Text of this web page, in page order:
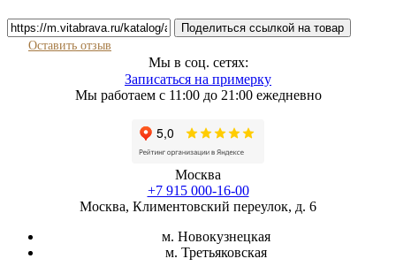
Поделиться ссылкой на товар
Оставить отзыв
Мы в соц. сетях:
Записаться на примерку
Мы работаем с 11:00 до 21:00 ежедневно
Москва
+7 915 000-16-00
Москва, Климентовский переулок, д. 6
м. Новокузнецкая
м. Третьяковская